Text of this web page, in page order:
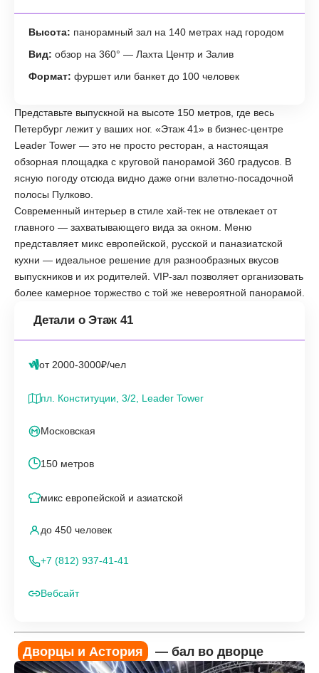
Высота: панорамный зал на 140 метрах над городом
Вид: обзор на 360° — Лахта Центр и Залив
Формат: фуршет или банкет до 100 человек
Представьте выпускной на высоте 150 метров, где весь
Петербург лежит у ваших ног. «Этаж 41» в бизнес-центре
Leader Tower — это не просто ресторан, а настоящая
обзорная площадка с круговой панорамой 360 градусов. В
ясную погоду отсюда видно даже огни взлетно-посадочной
полосы Пулково.
Современный интерьер в стиле хай-тек не отвлекает от
главного — захватывающего вида за окном. Меню
представляет микс европейской, русской и паназиатской
кухни — идеальное решение для разнообразных вкусов
выпускников и их родителей. VIP-зал позволяет организовать
более камерное торжество с той же невероятной панорамой.
Детали о Этаж 41
от 2000-3000₽/чел
пл. Конституции, 3/2, Leader Tower
Московская
150 метров
микс европейской и азиатской
до 450 человек
+7 (812) 937-41-41
Вебсайт
Дворцы и Астория — бал во дворце